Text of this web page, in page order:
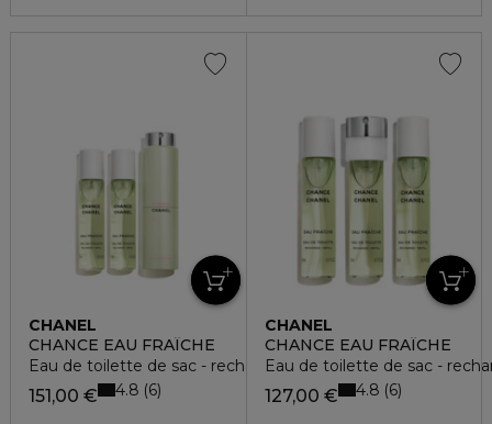
CHANEL
CHANCE EAU FRAÎCHE
Eau de toilette de sac - recharge x3
151,00 € 4.8 6
CHANEL
CHANCE EAU FRAÎCHE
Eau de toilette de sac -
127,00 € 4.8 6